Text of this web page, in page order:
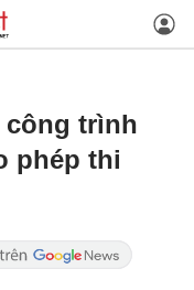
công trình
phép thi